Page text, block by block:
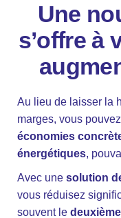
Une
s’offre à
Au lieu de laisser la
marges, vous
économies
énergétiques,
Avec une solution
vous réduisez
souvent le